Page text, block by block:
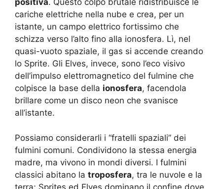
positiva. Questo colpo brutale ridistribuisce le
cariche elettriche nella nube e crea, per un
istante, un campo elettrico fortissimo che
schizza verso l’alto fino alla ionosfera. Lì, nel
quasi-vuoto spaziale, il gas si accende creando
lo Sprite. Gli Elves, invece, sono l’eco visivo
dell’impulso elettromagnetico del fulmine che
colpisce la base della ionosfera, facendola
brillare come un disco neon che svanisce
all’istante.
Possiamo considerarli i “fratelli spaziali” dei
fulmini comuni. Condividono la stessa energia
madre, ma vivono in mondi diversi. I fulmini
classici abitano la troposfera, tra le nuvole e la
terra; Sprites ed Elves dominano il confine dove